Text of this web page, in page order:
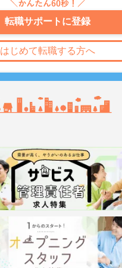
転職サポートに登録
はじめて転職する方へ